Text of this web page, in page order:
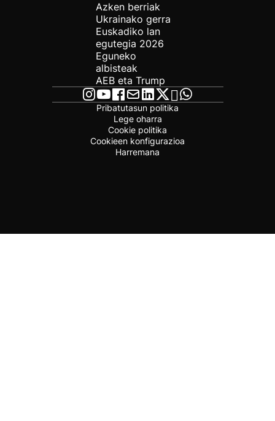
Azken berriak
Ukrainako gerra
Euskadiko lan
egutegia 2026
Eguneko
albisteak
AEB eta Trump
Pribatutasun politika
Lege oharra
Cookie politika
Cookieen konfigurazioa
Harremana